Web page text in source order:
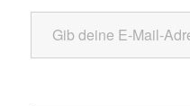
Gib deine E-Mail-Adresse ein ...